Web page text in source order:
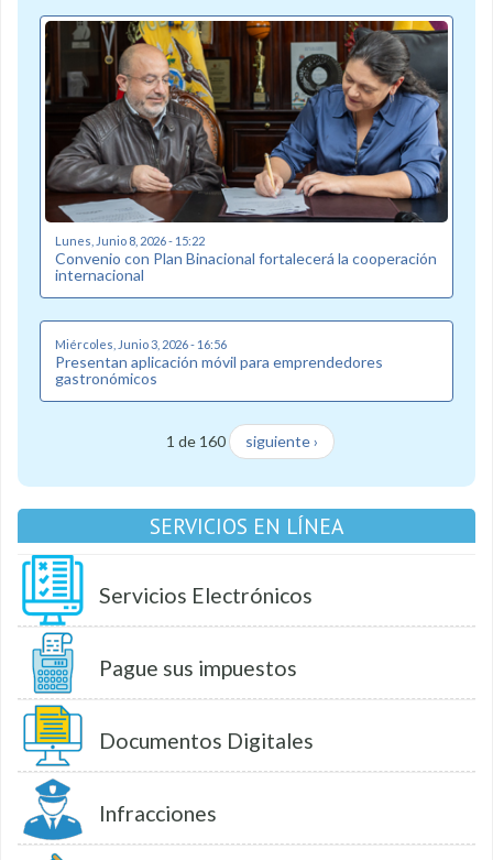
Lunes, Junio 8, 2026 - 15:22
Convenio con Plan Binacional fortalecerá la cooperación
internacional
Miércoles, Junio 3, 2026 - 16:56
Presentan aplicación móvil para emprendedores
gastronómicos
1 de 160 siguiente ›
SERVICIOS EN LÍNEA
Servicios Electrónicos
Pague sus impuestos
Documentos Digitales
Infracciones